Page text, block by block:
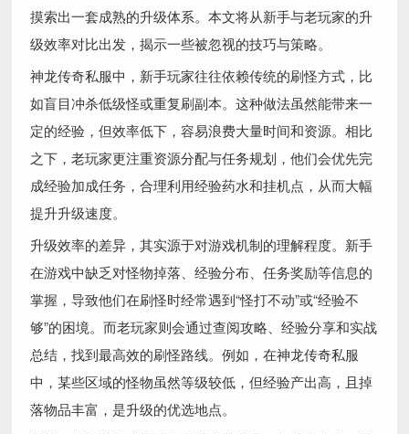
摸索出一套成熟的升级体系。本文将从新手与老玩家的升
级效率对比出发，揭示一些被忽视的技巧与策略。
神龙传奇私服中，新手玩家往往依赖传统的刷怪方式，比
如盲目冲杀低级怪或重复刷副本。这种做法虽然能带来一
定的经验，但效率低下，容易浪费大量时间和资源。相比
之下，老玩家更注重资源分配与任务规划，他们会优先完
成经验加成任务，合理利用经验药水和挂机点，从而大幅
提升升级速度。
升级效率的差异，其实源于对游戏机制的理解程度。新手
在游戏中缺乏对怪物掉落、经验分布、任务奖励等信息的
掌握，导致他们在刷怪时经常遇到“怪打不动”或“经验不
够”的困境。而老玩家则会通过查阅攻略、经验分享和实战
总结，找到最高效的刷怪路线。例如，在神龙传奇私服
中，某些区域的怪物虽然等级较低，但经验产出高，且掉
落物品丰富，是升级的优选地点。